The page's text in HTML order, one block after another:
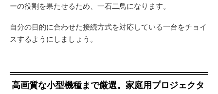
ーの役割を果たせるため、一石二鳥になります。
自分の目的に合わせた接続方式を対応している一台をチョイ
スするようにしましょう。
高画質な小型機種まで厳選。家庭用プロジェクタ